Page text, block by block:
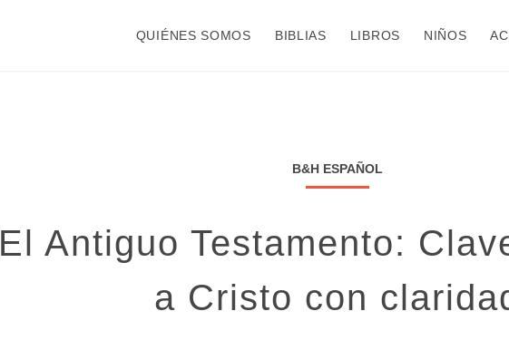
QUIÉNES SOMOS BIBLIAS LIBROS NIÑOS
B&H ESPAÑOL
El Antiguo Testamento:
a Cristo con